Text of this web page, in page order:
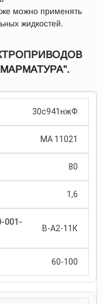
можно применять
жидкостей.
30с941нжФ
МА 11021
80
1,6
В-А2-11К
60-100